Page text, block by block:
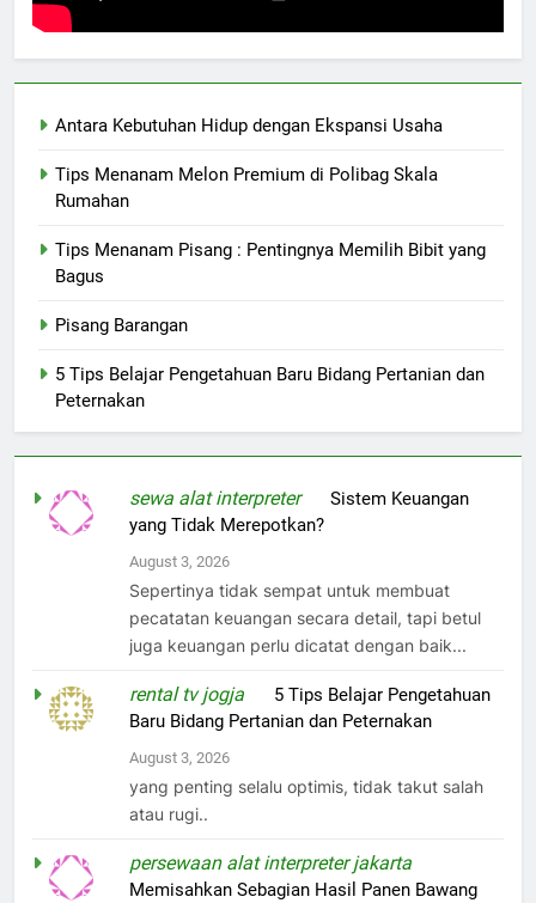
Antara Kebutuhan Hidup dengan Ekspansi Usaha
Tips Menanam Melon Premium di Polibag Skala
Rumahan
Tips Menanam Pisang : Pentingnya Memilih Bibit yang
Bagus
Pisang Barangan
5 Tips Belajar Pengetahuan Baru Bidang Pertanian dan
Peternakan
sewa alat interpreteronSistem Keuangan
yang Tidak Merepotkan?
August 3, 2026
Sepertinya tidak sempat untuk membuat
pecatatan keuangan secara detail, tapi betul
juga keuangan perlu dicatat dengan baik...
rental tv jogja
5 Tips Belajar Pengetahuan
Baru Bidang Pertanian dan Peternakan
August 3, 2026
yang penting selalu optimis, tidak takut salah
atau rugi..
persewaan alat interpreter jakarta
Memisahkan Sebagian Hasil Panen Bawang